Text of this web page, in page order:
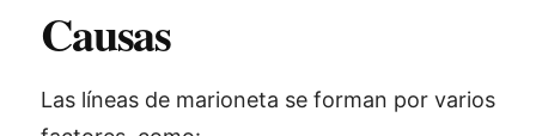
Causas
Las líneas de marioneta se forman por varios